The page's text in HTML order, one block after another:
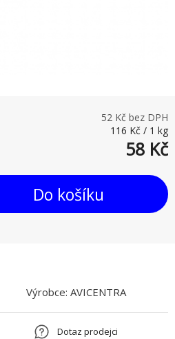
52 Kč bez DPH
116 Kč / 1 kg
58 Kč
Do košíku
Výrobce: AVICENTRA
Dotaz prodejci